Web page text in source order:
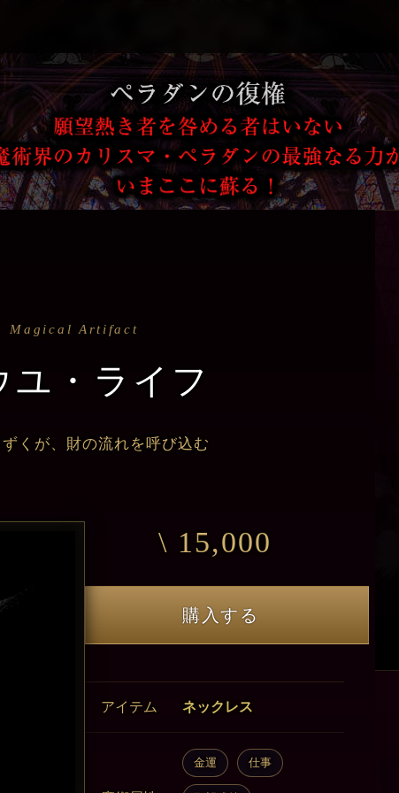
Magical Artifact
ユ・ライフ
くが、財の流れを呼び込む
\ 15,000
購入する
アイテム ネックレス
金運 仕事